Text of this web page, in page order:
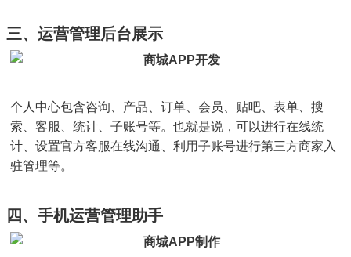
三、运营管理后台展示
个人中心包含咨询、产品、订单、会员、贴吧、表单、搜
索、客服、统计、子账号等。也就是说，可以进行在线统
计、设置官方客服在线沟通、利用子账号进行第三方商家入
驻管理等。
四、手机运营管理助手